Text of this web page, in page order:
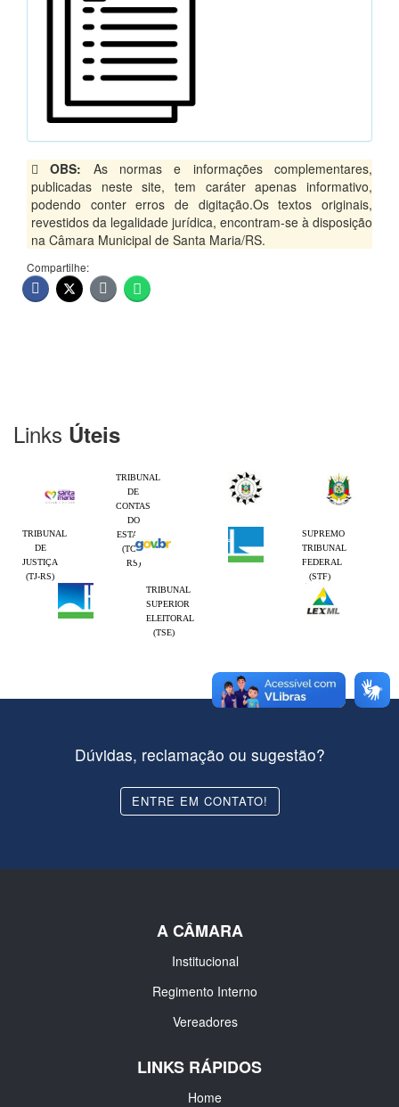
OBS: As normas e informações complementares,
publicadas neste site, tem caráter apenas informativo,
podendo conter erros de digitação.Os textos originais,
revestidos da legalidade jurídica, encontram-se à disposição
na Câmara Municipal de Santa Maria/RS.
Compartilhe:
Links Úteis
TRIBUNAL
DE
CONTAS
DO
ESTADO
(TCE-
RS)
TRIBUNAL
DE
JUSTIÇA
(TJ-RS)
SUPREMO
TRIBUNAL
FEDERAL
(STF)
TRIBUNAL
SUPERIOR
ELEITORAL
(TSE)
Dúvidas, reclamação ou sugestão?
ENTRE EM CONTATO!
A CÂMARA
Institucional
Regimento Interno
Vereadores
LINKS RÁPIDOS
Home